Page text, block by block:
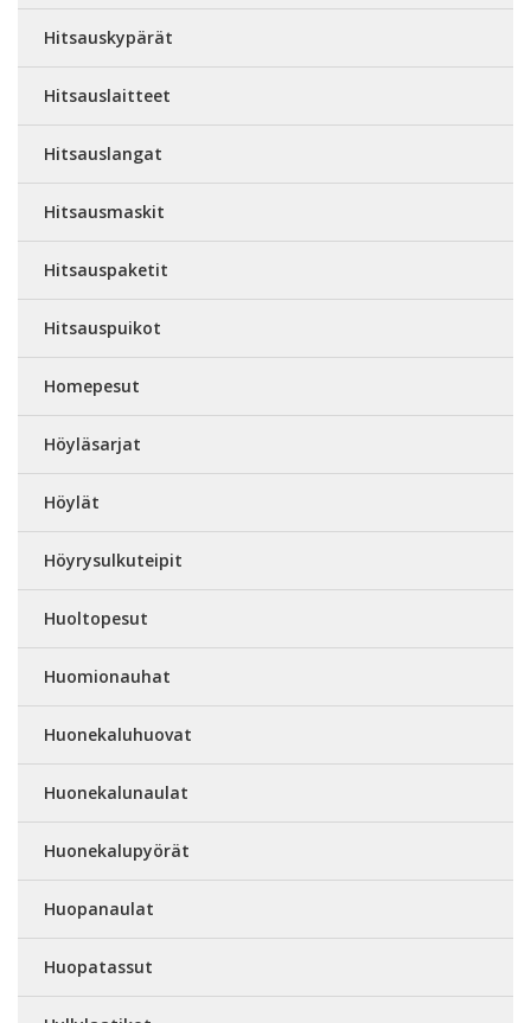
Hitsauskypärät
Hitsauslaitteet
Hitsauslangat
Hitsausmaskit
Hitsauspaketit
Hitsauspuikot
Homepesut
Höyläsarjat
Höylät
Höyrysulkuteipit
Huoltopesut
Huomionauhat
Huonekaluhuovat
Huonekalunaulat
Huonekalupyörät
Huopanaulat
Huopatassut